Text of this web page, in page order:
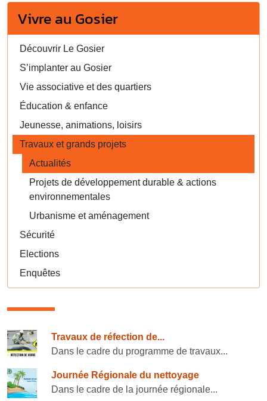
Vivre au Gosier
Découvrir Le Gosier
S’implanter au Gosier
Vie associative et des quartiers
Éducation & enfance
Jeunesse, animations, loisirs
Travaux et grands projets
Actualités
Projets de développement durable & actions
environnementales
Urbanisme et aménagement
Sécurité
Elections
Enquêtes
Consulter également
Travaux de réfection de...
Dans le cadre du programme de travaux...
Journée Régionale du nettoyage
Dans le cadre de la journée régionale...